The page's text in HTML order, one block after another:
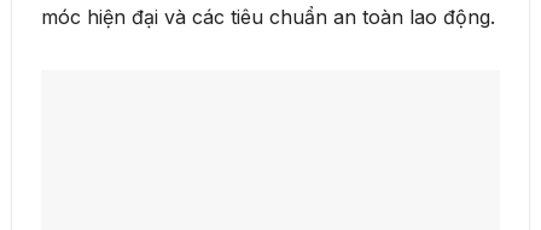
móc hiện đại và các tiêu chuẩn an toàn lao động.